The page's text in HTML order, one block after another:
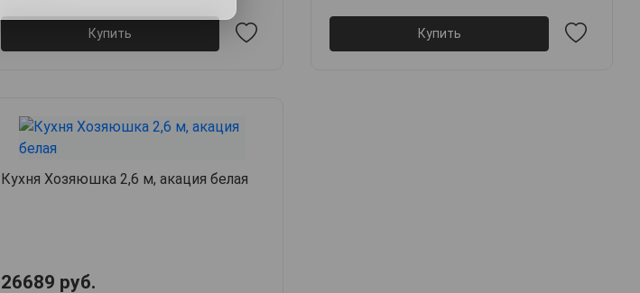
Купить Купить
Кухня Хозяюшка 2,6 м, акация белая
26689 руб.